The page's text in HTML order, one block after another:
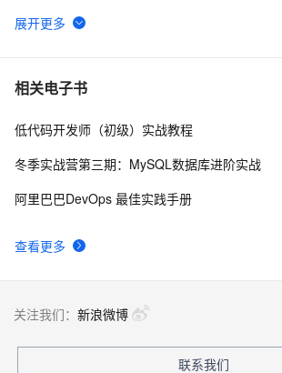
6
剑池CDK开发工具介绍  |  《平头哥剑池CDK
7 《Adobe Dreamweaver CC经典教程》——
8 《Dreamweaver CS6完美网页制作——基础
“CSS设计器”
1.2　Dreamweaver CS6的工作界面
相关电子书
查看更多
低代码开发师（初级）实战教程
冬季实战营第三期：MySQL数据库进阶实战
阿里巴巴DevOps 最佳实践手册
关注我们： 新浪微博
联系我们